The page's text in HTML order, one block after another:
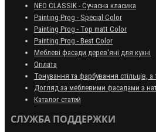
NEO CLASSIK - Сучасна класика
Painting Prog - Special Color
Painting Prog - Top matt Color
Painting Prog - Best Color
Меблеві фасади дерев'яні для кухні
Оплата
Тонування та фарбування стільців,
Догляд за меблевими фасадами з
Каталог статей
СЛУЖБА ПОДДЕРЖКИ